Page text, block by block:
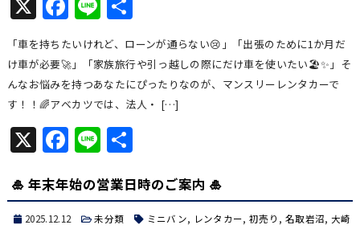
有
「車を持ちたいけれど、ローンが通らない😢」「出張のために1か月だ
け車が必要🚀」「家族旅行や引っ越しの際にだけ車を使いたい🏖️✨」そ
んなお悩みを持つあなたにぴったりなのが、マンスリーレンタカーで
す！！🌈アベカツでは、法人・ […]
X Facebook
Line共
🎍 年末年始の営業日時のご案内 🎍
2025.12.12 未分類 ミニバン, レンタカー,初売り , 名取岩沼, 大崎